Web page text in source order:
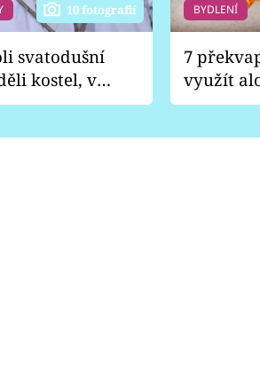
10 fotografií
svatodušní
kostel, v
BYDLENÍ
7
využít